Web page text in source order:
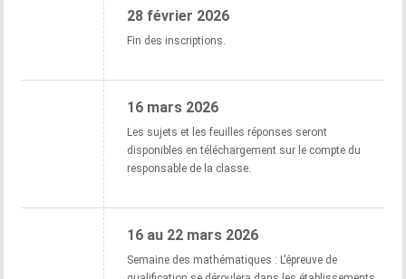
28 février 2026
Fin des inscriptions.
16 mars 2026
Les sujets et les feuilles réponses seront
disponibles en téléchargement sur le compte du
responsable de la classe.
16 au 22 mars 2026
Semaine des mathématiques : L’épreuve de